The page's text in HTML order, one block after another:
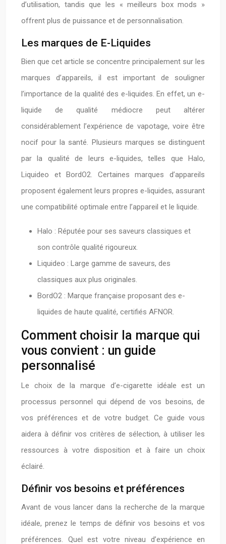
d’utilisation, tandis que les « meilleurs box mods »
offrent plus de puissance et de personnalisation.
Les marques de E-Liquides
Bien que cet article se concentre principalement sur les
marques d’appareils, il est important de souligner
l’importance de la qualité des e-liquides. En effet, un e-
liquide de qualité médiocre peut altérer
considérablement l’expérience de vapotage, voire être
nocif pour la santé. Plusieurs marques se distinguent
par la qualité de leurs e-liquides, telles que Halo,
Liquideo et BordO2. Certaines marques d’appareils
proposent également leurs propres e-liquides, assurant
une compatibilité optimale entre l’appareil et le liquide.
Halo : Réputée pour ses saveurs classiques et
son contrôle qualité rigoureux.
Liquideo : Large gamme de saveurs, des
classiques aux plus originales.
BordO2 : Marque française proposant des e-
liquides de haute qualité, certifiés AFNOR.
Comment choisir la marque qui
vous convient : un guide
personnalisé
Le choix de la marque d’e-cigarette idéale est un
processus personnel qui dépend de vos besoins, de
vos préférences et de votre budget. Ce guide vous
aidera à définir vos critères de sélection, à utiliser les
ressources à votre disposition et à faire un choix
éclairé.
Définir vos besoins et préférences
Avant de vous lancer dans la recherche de la marque
idéale, prenez le temps de définir vos besoins et vos
préférences. Quel est votre niveau d’expérience en